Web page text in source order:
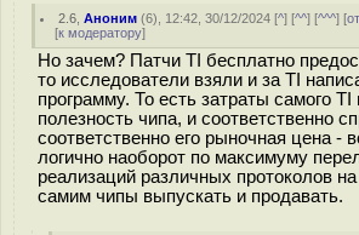
2.6 ,Аноним (6), 12:42, 30/12/2024 [^] [^^] [^^^] [
[к модератору]
Но зачем? Патчи TI бесплатно
то исследователи взяли и за TI
программу. То есть затраты самого TI
полезность чипа, и соответственно
соответственно его рыночная цена -
логично наоборот по максимуму
реализаций различных протоколов на
самим чипы выпускать и продавать.